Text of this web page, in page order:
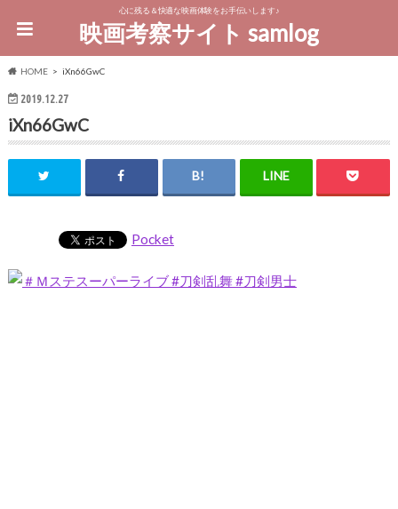
心に残る＆快適な映画体験をお手伝いします♪
映画考察サイト samlog
HOME iXn66GwC
2019.12.27
iXn66GwC
Pocket